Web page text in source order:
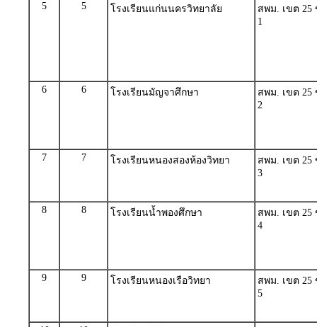
5 5 โรงเรียนแก่นนครวิทยาลัย
สพม. เขต
1
6 6 โรงเรียนมัญจาศึกษา
สพม. เขต
2
7 7 โรงเรียนหนองสองห้องวิทยา
สพม. เขต
3
8 8 โรงเรียนน้ำพองศึกษา
สพม. เขต
4
9 9 โรงเรียนหนองเรือวิทยา
สพม. เขต
5